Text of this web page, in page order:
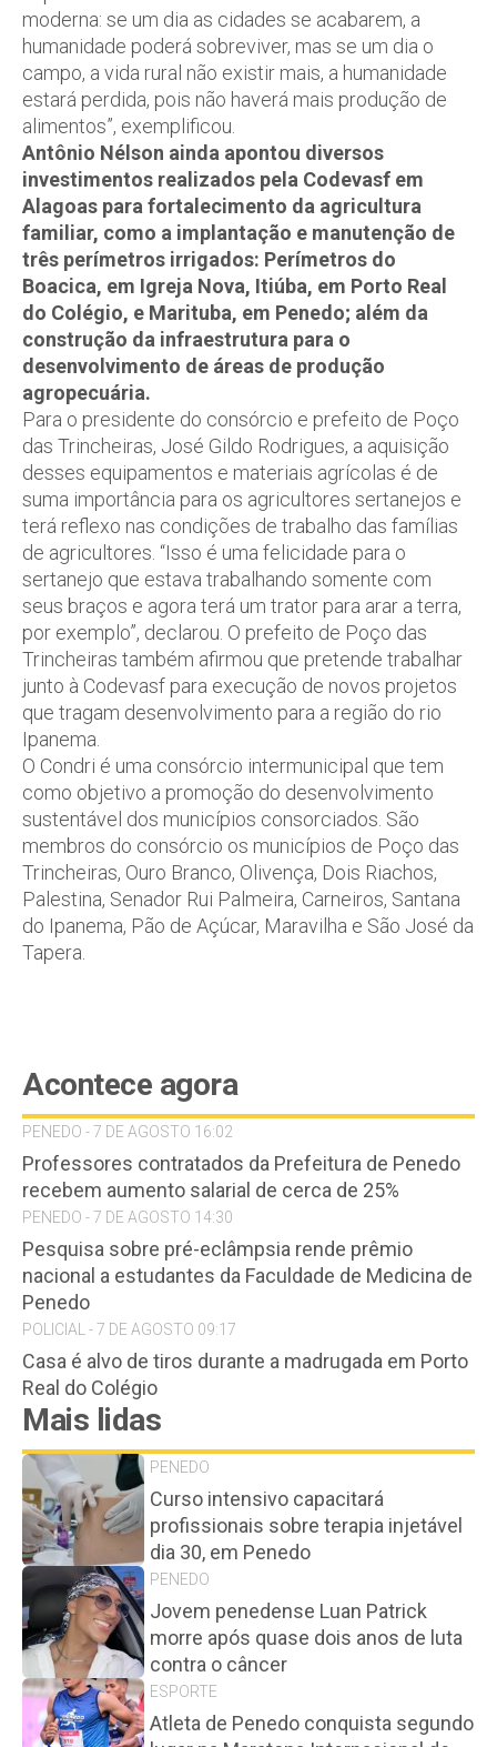
moderna: se um dia as cidades se acabarem, a
humanidade poderá sobreviver, mas se um dia o
campo, a vida rural não existir mais, a humanidade
estará perdida, pois não haverá mais produção de
alimentos”, exemplificou.
Antônio Nélson ainda apontou diversos
investimentos realizados pela Codevasf em
Alagoas para fortalecimento da agricultura
familiar, como a implantação e manutenção de
três perímetros irrigados: Perímetros do
Boacica, em Igreja Nova, Itiúba, em Porto Real
do Colégio, e Marituba, em Penedo; além da
construção da infraestrutura para o
desenvolvimento de áreas de produção
agropecuária.
Para o presidente do consórcio e prefeito de Poço
das Trincheiras, José Gildo Rodrigues, a aquisição
desses equipamentos e materiais agrícolas é de
suma importância para os agricultores sertanejos e
terá reflexo nas condições de trabalho das famílias
de agricultores. “Isso é uma felicidade para o
sertanejo que estava trabalhando somente com
seus braços e agora terá um trator para arar a terra,
por exemplo”, declarou. O prefeito de Poço das
Trincheiras também afirmou que pretende trabalhar
junto à Codevasf para execução de novos projetos
que tragam desenvolvimento para a região do rio
Ipanema.
O Condri é uma consórcio intermunicipal que tem
como objetivo a promoção do desenvolvimento
sustentável dos municípios consorciados. São
membros do consórcio os municípios de Poço das
Trincheiras, Ouro Branco, Olivença, Dois Riachos,
Palestina, Senador Rui Palmeira, Carneiros, Santana
do Ipanema, Pão de Açúcar, Maravilha e São José da
Tapera.
Acontece agora
PENEDO - 7 DE AGOSTO 16:02
Professores contratados da Prefeitura de Penedo
recebem aumento salarial de cerca de 25%
PENEDO - 7 DE AGOSTO 14:30
Pesquisa sobre pré-eclâmpsia rende prêmio
nacional a estudantes da Faculdade de Medicina de
Penedo
POLICIAL - 7 DE AGOSTO 09:17
Casa é alvo de tiros durante a madrugada em Porto
Real do Colégio
Mais lidas
PENEDO
Curso intensivo capacitará
profissionais sobre terapia injetável
dia 30, em Penedo
PENEDO
Jovem penedense Luan Patrick
morre após quase dois anos de luta
contra o câncer
ESPORTE
Atleta de Penedo conquista segundo